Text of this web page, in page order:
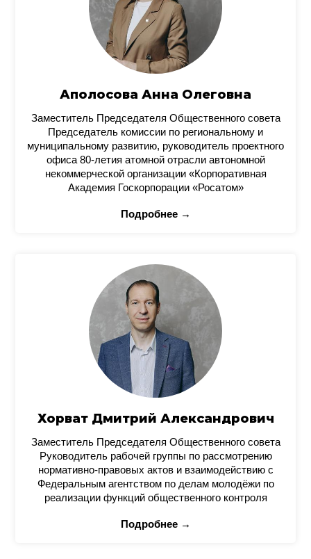
Аполосова Анна Олеговна
Заместитель Председателя Общественного совета
Председатель комиссии по региональному и
муниципальному развитию, руководитель проектного
офиса 80-летия атомной отрасли автономной
некоммерческой организации «Корпоративная
Академия Госкорпорации «Росатом»
Подробнее →
Хорват Дмитрий Александрович
Заместитель Председателя Общественного совета
Руководитель рабочей группы по рассмотрению
нормативно-правовых актов и взаимодействию с
Федеральным агентством по делам молодёжи по
реализации функций общественного контроля
Подробнее →